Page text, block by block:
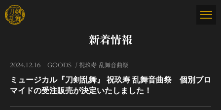
新着情報
2024.12.16 GOODS 祝玖寿 乱舞音曲祭
ミュージカル『刀剣乱舞』 祝玖寿 乱舞音曲祭 個別ブロ
マイドの受注販売が決定いたしました！